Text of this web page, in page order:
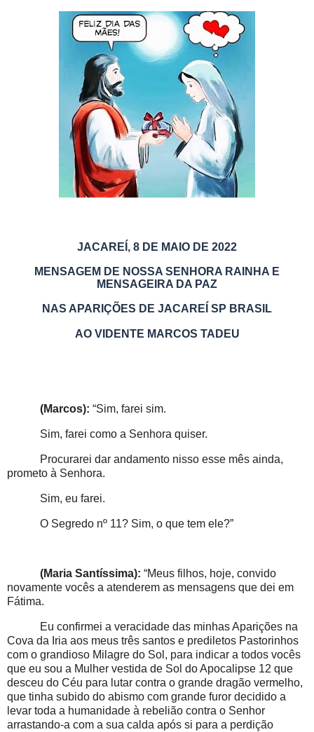
JACAREÍ, 8 DE MAIO DE 2022
MENSAGEM DE NOSSA SENHORA RAINHA E
MENSAGEIRA DA PAZ
NAS APARIÇÕES DE JACAREÍ SP BRASIL
AO VIDENTE MARCOS TADEU
(Marcos):“Sim, farei sim.
Sim, farei como a Senhora quiser.
Procurarei dar andamento nisso esse mês ainda,
prometo à Senhora.
Sim, eu farei.
O Segredo nº 11? Sim, o que tem ele?”
(Maria Santíssima):“Meus filhos, hoje, convido
novamente vocês a atenderem as mensagens que dei em
Fátima.
Eu confirmei a veracidade das minhas Aparições na
Cova da Iria aos meus três santos e prediletos Pastorinhos
com o grandioso Milagre do Sol, para indicar a todos vocês
que eu sou a Mulher vestida de Sol do Apocalipse 12 que
desceu do Céu para lutar contra o grande dragão vermelho,
que tinha subido do abismo com grande furor decidido a
levar toda a humanidade à rebelião contra o Senhor
arrastando-a com a sua calda após si para a perdição